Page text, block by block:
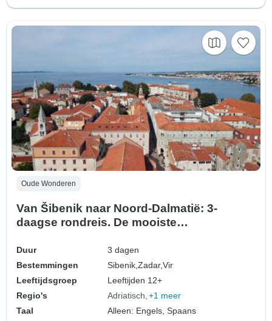
Oude Wonderen
Van Šibenik naar Noord-Dalmatië: 3-
daagse rondreis. De mooiste
Zadar, Nin en nog veel meer! UNESCO-
werelderfgoed en oude ommuurde steden.
Volop natuur, geschiedenis, Venetiaanse
architectuur en adembenemende uit…
Duur
3 dagen
Bestemmingen
Sibenik,Zadar,Vir
Leeftijdsgroep
Leeftijden 12+
Regio's
Adriatisch +1 meer
Taal
Alleen: Engels, Spaans